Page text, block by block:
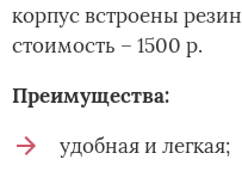
корпус встроены
стоимость – 1500 р.
Преимущества:
удобная и легкая;